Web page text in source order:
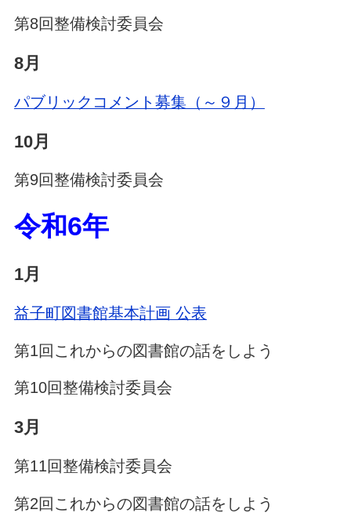
第8回整備検討委員会
8月
パブリックコメント募集（～９月）
10月
第9回整備検討委員会
令和6年
1月
益子町図書館基本計画 公表
第1回これからの図書館の話をしよう
第10回整備検討委員会
3月
第11回整備検討委員会
第2回これからの図書館の話をしよう